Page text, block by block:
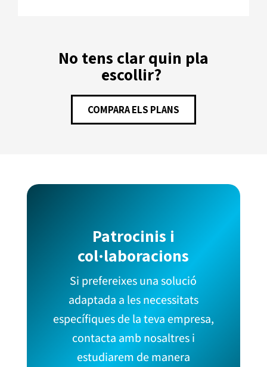
No tens clar quin pla
escollir?
COMPARA ELS PLANS
Patrocinis i
col·laboracions
Si prefereixes una solució
adaptada a les necessitats
específiques de la teva empresa,
contacta amb nosaltres i
estudiarem de manera